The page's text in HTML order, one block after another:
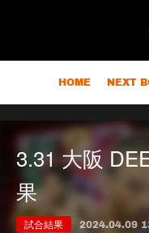
HOME NEXT
RANKING
3.31 大阪
果
試合結果 2024.04.09